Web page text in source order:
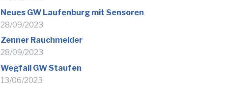
Neues GW Laufenburg mit Sensoren
28/09/2023
Zenner Rauchmelder
28/09/2023
Wegfall GW Staufen
13/06/2023